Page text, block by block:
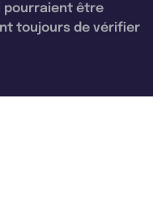
pourraient être
toujours de vérifier